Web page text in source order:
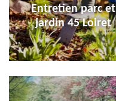
Entretien parc et
jardin 45 Loiret